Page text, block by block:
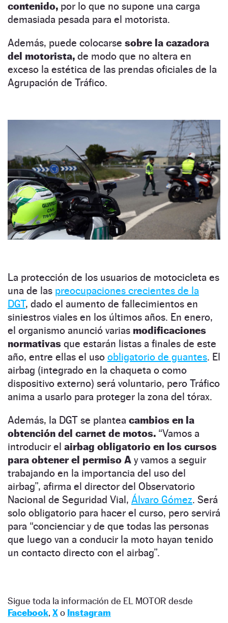
contenido, por lo que no supone una carga
demasiada pesada para el motorista.
Además, puede colocarse sobre la cazadora
del motorista, de modo que no altera en
exceso la estética de las prendas oficiales de la
Agrupación de Tráfico.
La protección de los usuarios de motocicleta es
una de las preocupaciones crecientes de la
DGT, dado el aumento de fallecimientos en
siniestros viales en los últimos años. En enero,
el organismo anunció varias modificaciones
normativas que estarán listas a finales de este
año, entre ellas el uso obligatorio de guantes. El
airbag (integrado en la chaqueta o como
dispositivo externo) será voluntario, pero Tráfico
anima a usarlo para proteger la zona del tórax.
Además, la DGT se plantea cambios en la
obtención del carnet de motos. “Vamos a
introducir el airbag obligatorio en los cursos
para obtener el permiso A y vamos a seguir
trabajando en la importancia del uso del
airbag”, afirma el director del Observatorio
Nacional de Seguridad Vial, Álvaro Gómez. Será
solo obligatorio para hacer el curso, pero servirá
para “concienciar y de que todas las personas
que luego van a conducir la moto hayan tenido
un contacto directo con el airbag”.
Sigue toda la información de EL MOTOR desde
Facebook, Xo Instagram